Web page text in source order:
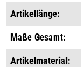
Artikellänge:
Maße Gesamt:
Artikelmaterial: